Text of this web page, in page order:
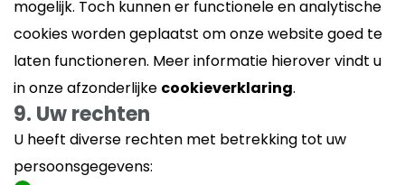
mogelijk. Toch kunnen er functionele en analytische
cookies worden geplaatst om onze website goed te
laten functioneren. Meer informatie hierover vindt u
in onze afzonderlijke cookieverklaring.
9. Uw rechten
U heeft diverse rechten met betrekking tot uw
persoonsgegevens: